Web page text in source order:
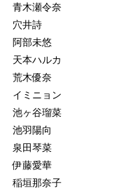
青木瀬令奈
穴井詩
阿部未悠
天本ハルカ
荒木優奈
イミニョン
池ヶ谷瑠菜
池羽陽向
泉田琴菜
伊藤愛華
稲垣那奈子